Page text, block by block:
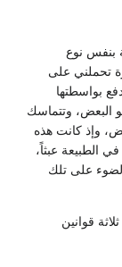
بنفس نوع
تحملني على
بواسطتها
البعض، وتتماسك
وإذ كانت هذه
الطبيعة عبثاً،
على تلك
قوانين